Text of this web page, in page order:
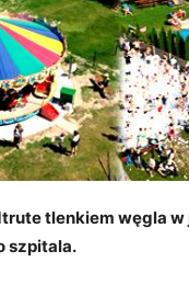
tlenkiem węgla
szpitala.